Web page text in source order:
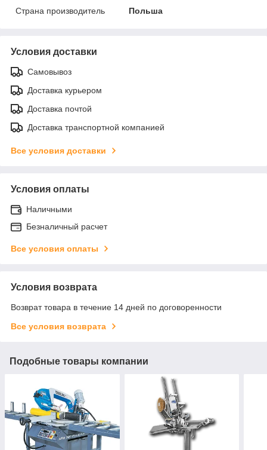
Страна производитель
Польша
Условия доставки
Самовывоз
Доставка курьером
Доставка почтой
Доставка транспортной компанией
Все условия доставки
Условия оплаты
Наличными
Безналичный расчет
Все условия оплаты
Условия возврата
Возврат товара в течение 14 дней по договоренности
Все условия возврата
Подобные товары компании